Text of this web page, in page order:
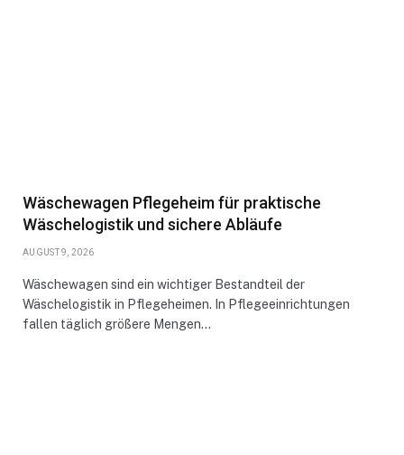
Wäschewagen Pflegeheim für praktische
Wäschelogistik und sichere Abläufe
AUGUST 9, 2026
Wäschewagen sind ein wichtiger Bestandteil der
Wäschelogistik in Pflegeheimen. In Pflegeeinrichtungen
fallen täglich größere Mengen…